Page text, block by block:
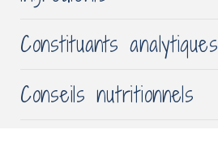
Constituants analytiques
Conseils nutritionnels